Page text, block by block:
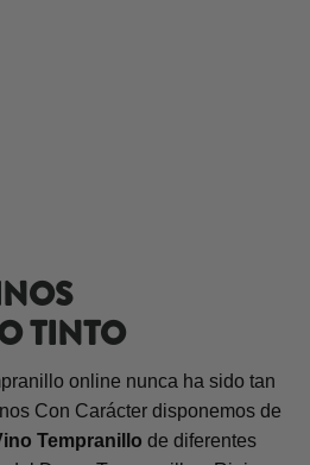
TINTO
online nunca ha sido tan
Con Carácter disponemos de
Tempranillo de diferentes